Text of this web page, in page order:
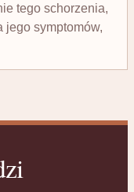
tego schorzenia,
jego symptomów,